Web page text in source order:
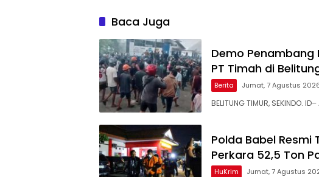
Baca Juga
Demo Penambang
PT Timah di
Berita Jumat, 7 Agustus
BELITUNG TIMUR, SEKINDO.
Polda Babel
Perkara 52,5 Ton
HuKrim Jumat, 7 Agustus